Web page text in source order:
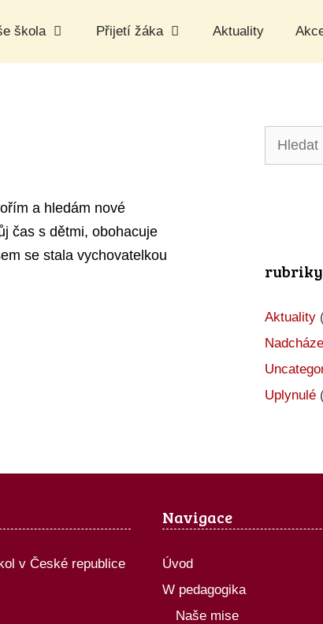
škola Přijetí žáka Aktuality
a hledám nové
čas s dětmi, obohacuje
se stala vychovatelkou
Hledat:
rubriky
Aktuality
Uplynulé
v České republice
Navigace
Úvod
W pedagogika
Naše mise